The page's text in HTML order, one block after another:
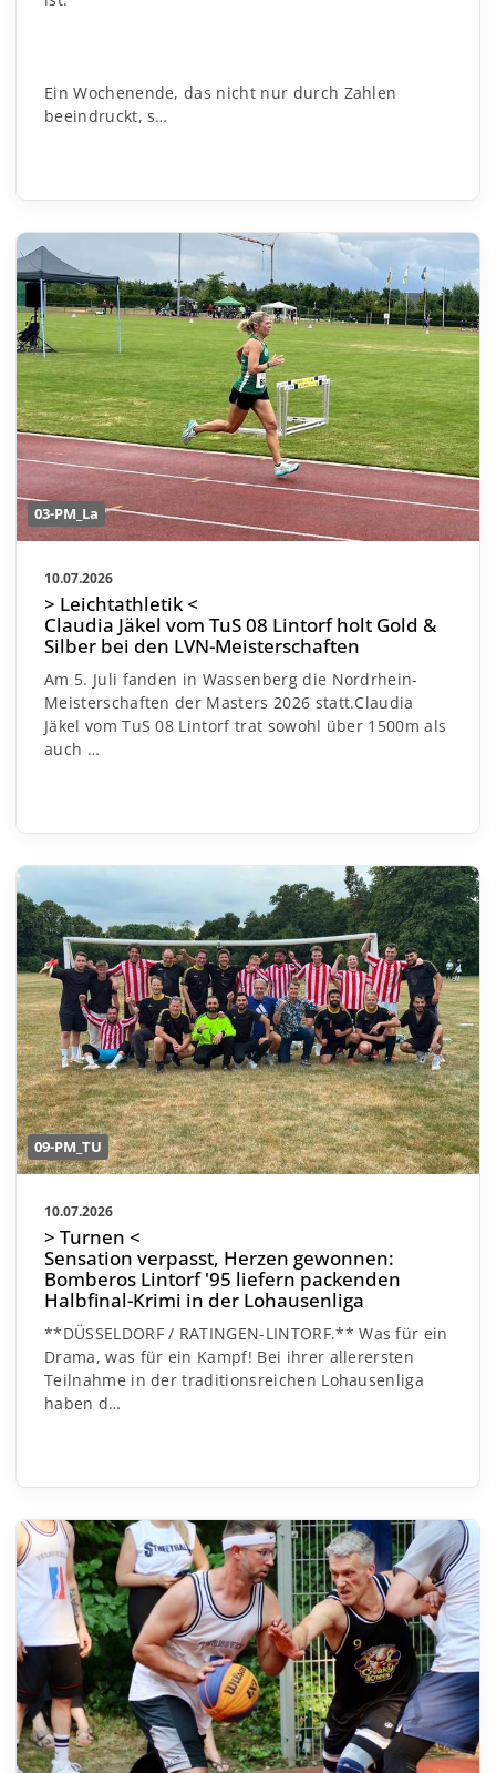
Ein Wochenende, das nicht nur durch Zahlen
beeindruckt, s…
03-PM_La
10.07.2026
> Leichtathletik <
Claudia Jäkel vom TuS 08 Lintorf holt Gold &
Silber bei den LVN-Meisterschaften
Am 5. Juli fanden in Wassenberg die Nordrhein-
Meisterschaften der Masters 2026 statt.Claudia
Jäkel vom TuS 08 Lintorf trat sowohl über 1500m als
auch …
09-PM_TU
10.07.2026
> Turnen <
Sensation verpasst, Herzen gewonnen:
Bomberos Lintorf '95 liefern packenden
Halbfinal-Krimi in der Lohausenliga
**DÜSSELDORF / RATINGEN-LINTORF.** Was für ein
Drama, was für ein Kampf! Bei ihrer allerersten
Teilnahme in der traditionsreichen Lohausenliga
haben d…